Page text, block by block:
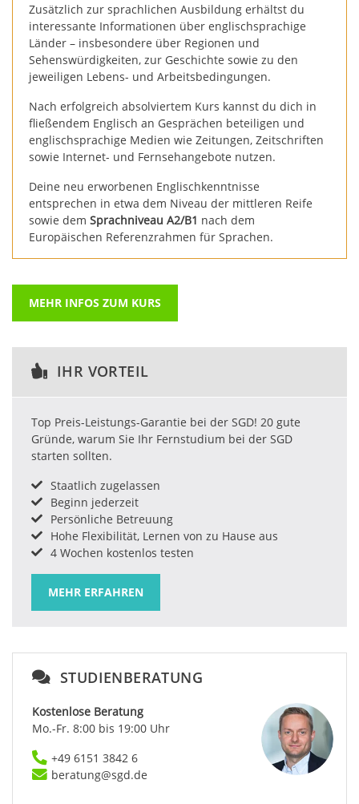
Zusätzlich zur sprachlichen Ausbildung erhältst du
interessante Informationen über englischsprachige
Länder – insbesondere über Regionen und
Sehenswürdigkeiten, zur Geschichte sowie zu den
jeweiligen Lebens- und Arbeitsbedingungen.
Nach erfolgreich absolviertem Kurs kannst du dich in
fließendem Englisch an Gesprächen beteiligen und
englischsprachige Medien wie Zeitungen, Zeitschriften
sowie Internet- und Fernsehangebote nutzen.
Deine neu erworbenen Englischkenntnisse
entsprechen in etwa dem Niveau der mittleren Reife
sowie dem Sprachniveau A2/B1 nach dem
Europäischen Referenzrahmen für Sprachen.
MEHR INFOS ZUM KURS
IHR VORTEIL
Top Preis-Leistungs-Garantie bei der SGD! 20 gute
Gründe, warum Sie Ihr Fernstudium bei der SGD
starten sollten.
Staatlich zugelassen
Beginn jederzeit
Persönliche Betreuung
Hohe Flexibilität, Lernen von zu Hause aus
4 Wochen kostenlos testen
MEHR ERFAHREN
STUDIENBERATUNG
Kostenlose Beratung
Mo.-Fr. 8:00 bis 19:00 Uhr
+49 6151 3842 6
beratung@sgd.de